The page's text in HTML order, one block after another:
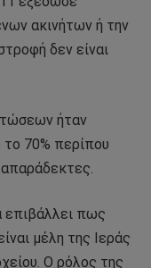
ακινήτων ή την
δεν είναι
ήταν
70% περίπου
επιβάλλει πως
μέλη της Ιεράς
Ο ρόλος της